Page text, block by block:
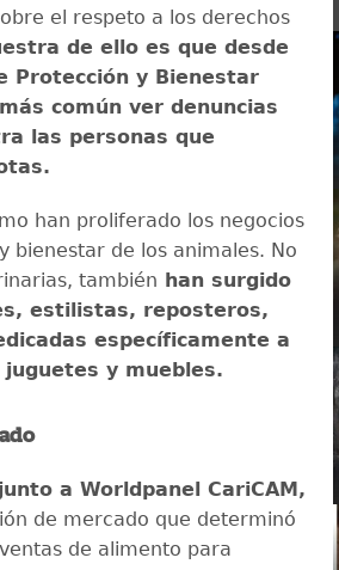
el respeto a los derechos
de ello es que desde
Protección y Bienestar
común ver denuncias
las personas que
han proliferado los negocios
bienestar de los animales. No
también han surgido
estilistas, reposteros,
específicamente a
y muebles.
a Worldpanel CariCAM,
de mercado que determinó
de alimento para